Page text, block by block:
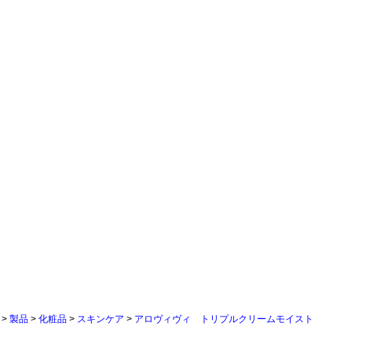
> 製品 > 化粧品 > スキンケア > アロヴィヴィ トリプルクリームモイスト